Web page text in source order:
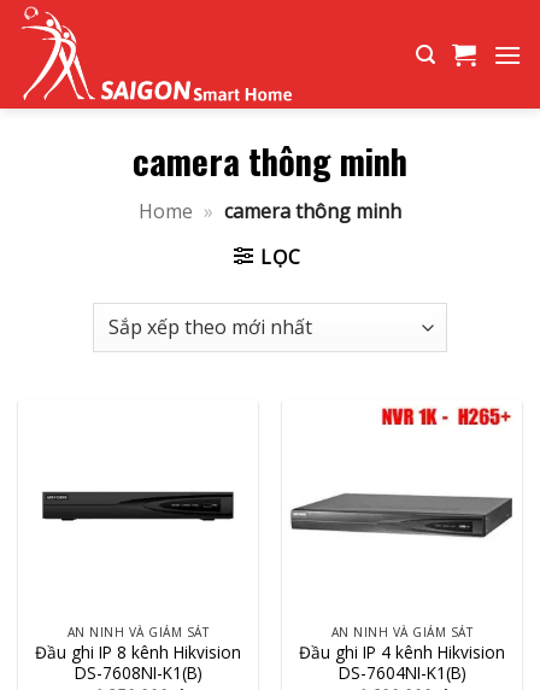
dung
camera thông minh
Home » camera thông minh
LỌC
AN NINH VÀ GIÁM SÁT
Đầu ghi IP 8 kênh Hikvision
DS-7608NI-K1(B)
AN NINH VÀ GIÁM SÁT
Đầu ghi IP 4 kênh Hikvision
DS-7604NI-K1(B)